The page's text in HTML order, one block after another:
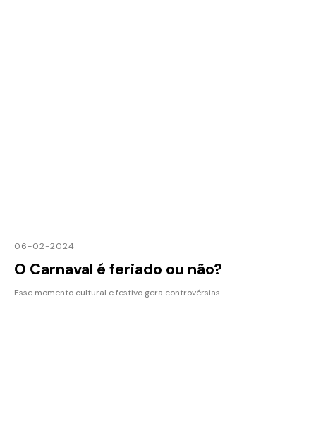
06-02-2024
O Carnaval é feriado ou não?
Esse momento cultural e festivo gera controvérsias.